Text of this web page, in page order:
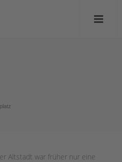
Altstadt war früher nur eine